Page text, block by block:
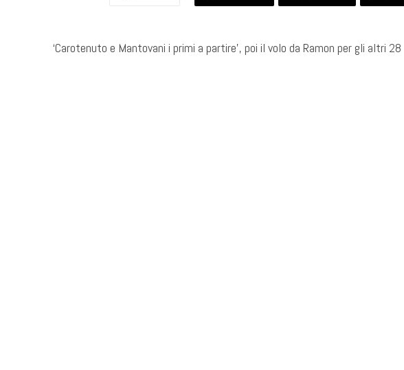
‘Carotenuto e Mantovani i primi a partire’, poi il volo da Ramon per gli altri 28 ​